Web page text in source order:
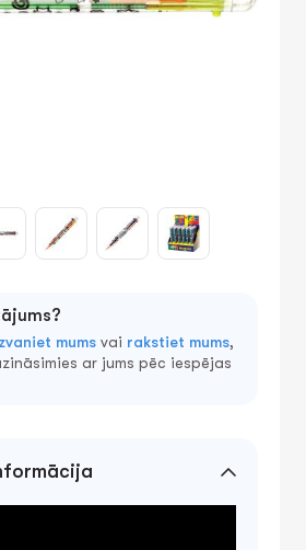
zvaniet mums vai rakstiet mums,
ar jums pēc iespējas